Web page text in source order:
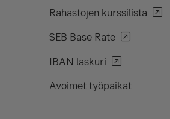
Rahastojen kurssilista
SEB Base Rate
IBAN laskuri
Avoimet työpaikat